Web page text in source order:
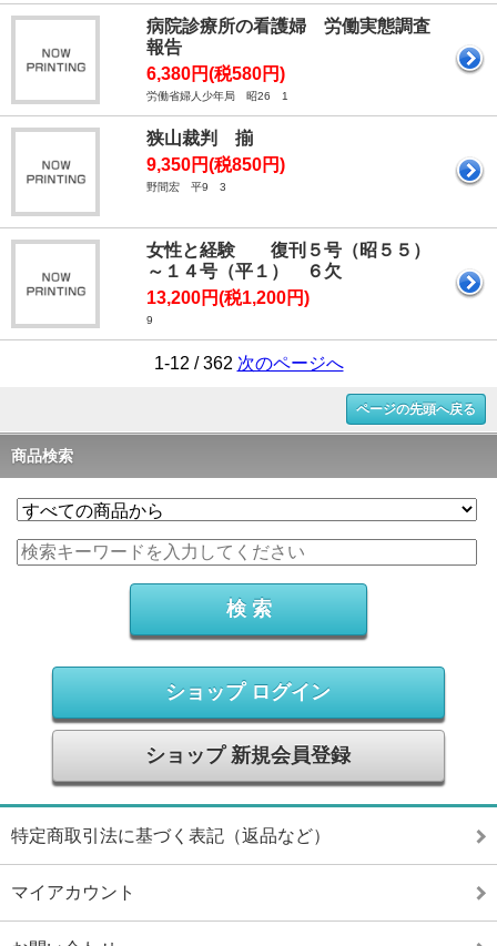
病院診療所の看護婦 労働実態調査
報告
6,380円(税580円)
労働省婦人少年局 昭26 1
狭山裁判 揃
9,350円(税850円)
野間宏 平9 3
女性と経験 復刊５号（昭５５）
～１４号（平１） ６欠
13,200円(税1,200円)
9
1-12 / 362 次のページへ
ページの先頭へ戻る
商品検索
ショップ ログイン
ショップ 新規会員登録
特定商取引法に基づく表記（返品など）
マイアカウント